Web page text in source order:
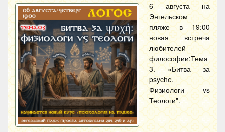
6 августа на
Энгельском
пляже в 19:00
новая встреча
любителей
философии:Тема
3. «Битва за
psyche.
Физиологи vs
Теологи".